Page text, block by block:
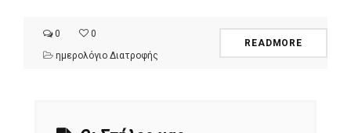
0
0
ημερολόγιο Διατροφής
READMORE